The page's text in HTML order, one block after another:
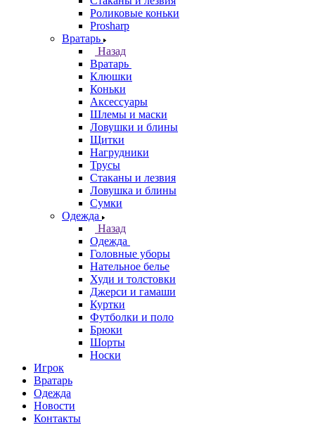
Роликовые коньки
Prosharp
Вратарь
Назад
Вратарь
Клюшки
Коньки
Аксессуары
Шлемы и маски
Ловушки и блины
Щитки
Нагрудники
Трусы
Стаканы и лезвия
Ловушка и блины
Сумки
Одежда
Назад
Одежда
Головные уборы
Нательное белье
Худи и толстовки
Джерси и гамаши
Куртки
Футболки и поло
Брюки
Шорты
Носки
Игрок
Вратарь
Одежда
Новости
Контакты